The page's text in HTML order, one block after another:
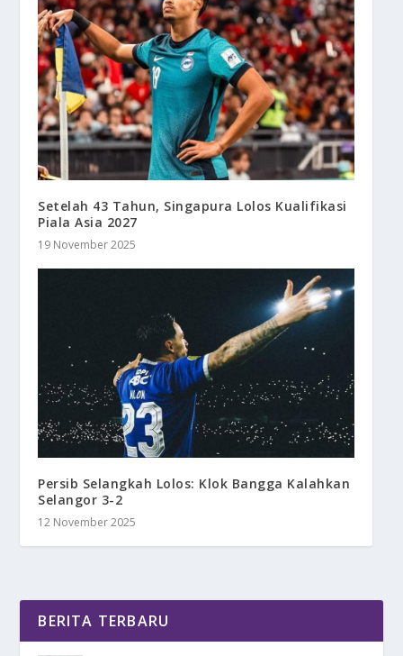
Setelah 43 Tahun, Singapura Lolos Kualifikasi
Piala Asia 2027
19 November 2025
Persib Selangkah Lolos: Klok Bangga Kalahkan
Selangor 3-2
12 November 2025
BERITA TERBARU